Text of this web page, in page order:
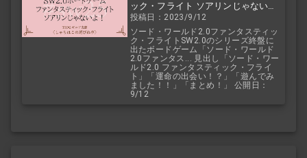
ック・フライト ソアリンじゃない
よ！
投稿日：2023/9/12
ソード・ワールド2.0ファンタスティッ
ク・フライトSW2.0のシリーズ終盤に
出たボードゲーム「ソード・ワールド
2.0ファンタス... 見出し「ソード・ワー
ルド2.0 ファンタスティック・フライ
ト」「運命の出会い！？」「遊んでみ
ました！！」「まとめ！」 公開日：
9/12